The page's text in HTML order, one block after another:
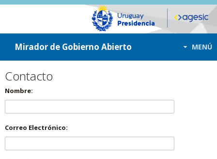
ir a contenido
ir al menú
Mirador de Gobierno Abierto MENÚ
Contacto
Nombre:
Correo Electrónico: